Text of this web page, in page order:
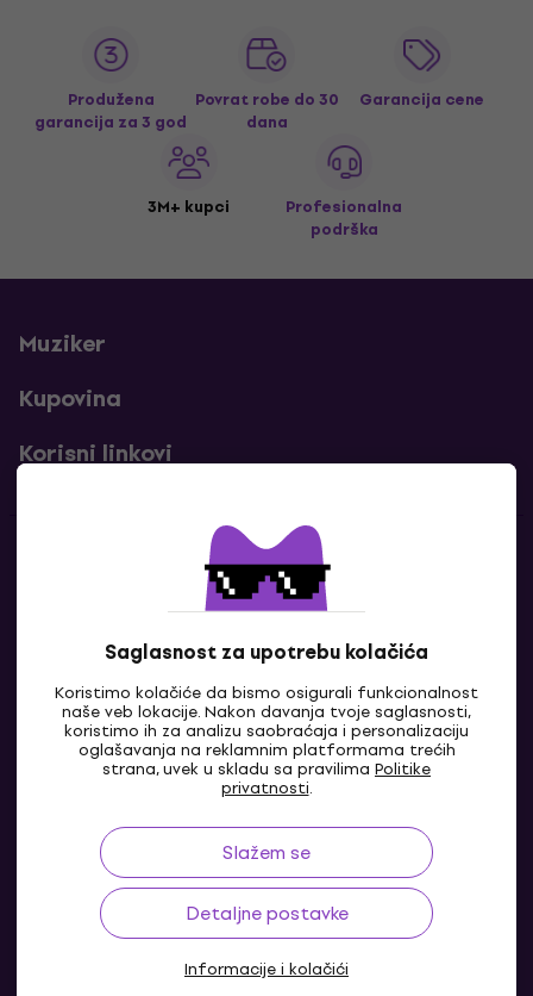
Saglasnost za upotrebu kolačića
Koristimo kolačiće da bismo osigurali funkcionalnost
naše veb lokacije. Nakon davanja tvoje saglasnosti,
koristimo ih za analizu saobraćaja i personalizaciju
oglašavanja na reklamnim platformama trećih
strana, uvek u skladu sa pravilima Politike
privatnosti.
Slažem se
Detaljne postavke
Informacije i kolačići
Produžena
garancija za 3 god
Povrat robe do 30
dana
Garancija cene
3M+ kupci
Profesionalna
podrška
Muziker
Kupovina
Korisni linkovi
Kontakti
Kontaktiraj nas
RS